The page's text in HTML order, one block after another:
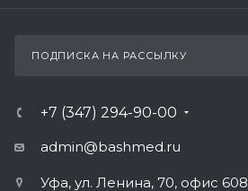
ПОДПИСКА НА РАССЫЛКУ
+7 (347) 294-90-00
admin@bashmed.ru
Уфа, ул. Ленина, 70, офис 608